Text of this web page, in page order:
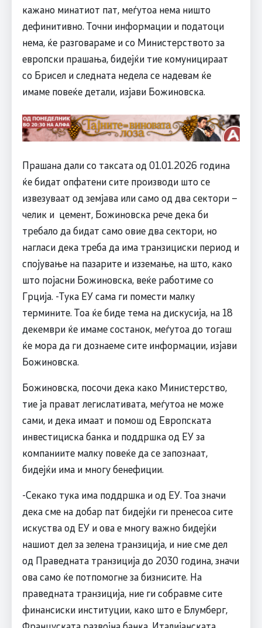
кажано минатиот пат, меѓутоа нема ништо
дефинитивно. Точни информации и податоци
нема, ќе разговараме и со Министерството за
европски прашања, бидејќи тие комуницираат
со Брисел и следната недела се надевам ќе
имаме повеќе детали, изјави Божиновска.
Прашана дали со таксата од 01.01.2026 година
ќе бидат опфатени сите производи што се
извезуваат од земјава или само од два сектори –
челик и цемент, Божиновска рече дека би
требало да бидат само овие два сектори, но
нагласи дека треба да има транзициски период и
спојување на пазарите и изземање, на што, како
што појасни Божиновска, веќе работиме со
Грција. -Тука ЕУ сама ги помести малку
термините. Тоа ќе биде тема на дискусија, на 18
декември ќе имаме состанок, меѓутоа до тогаш
ќе мора да ги дознаеме сите информации, изјави
Божиновска.
Божиновска, посочи дека како Министерство,
тие ја прават легислативата, меѓутоа не може
сами, и дека имаат и помош од Европската
инвестициска банка и поддршка од ЕУ за
компаниите малку повеќе да се запознаат,
бидејќи има и многу бенефиции.
-Секако тука има поддршка и од ЕУ. Тоа значи
дека сме на добар пат бидејќи ги пренесоа сите
искуства од ЕУ и ова е многу важно бидејќи
нашиот дел за зелена транзиција, и ние сме дел
од Праведната транзиција до 2030 година, значи
ова само ќе потпомогне за бизнисите. На
праведната транзиција, ние ги собравме сите
финансиски институции, како што е Блумберг,